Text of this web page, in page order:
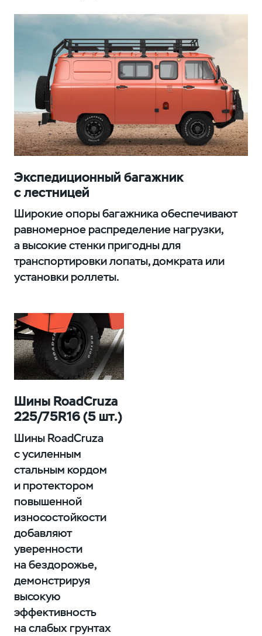
Экспедиционный багажник
с лестницей
Широкие опоры багажника обеспечивают
равномерное распределение нагрузки,
а высокие стенки пригодны для
транспортировки лопаты, домкрата или
установки роллеты.
Шины RoadCruza
225/75R16 (5 шт.)
Шины RoadCruza
с усиленным
стальным кордом
и протектором
повышенной
износостойкости
добавляют
уверенности
на бездорожье,
демонстрируя
высокую
эффективность
на слабых грунтах